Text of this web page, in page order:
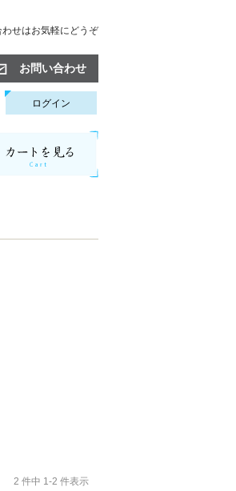
せはお気軽にどうぞ
お問い合わせ
ログイン
2 件中 1-2 件表示